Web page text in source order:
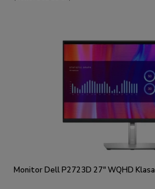
Monitor Dell P2723D 27" WQHD